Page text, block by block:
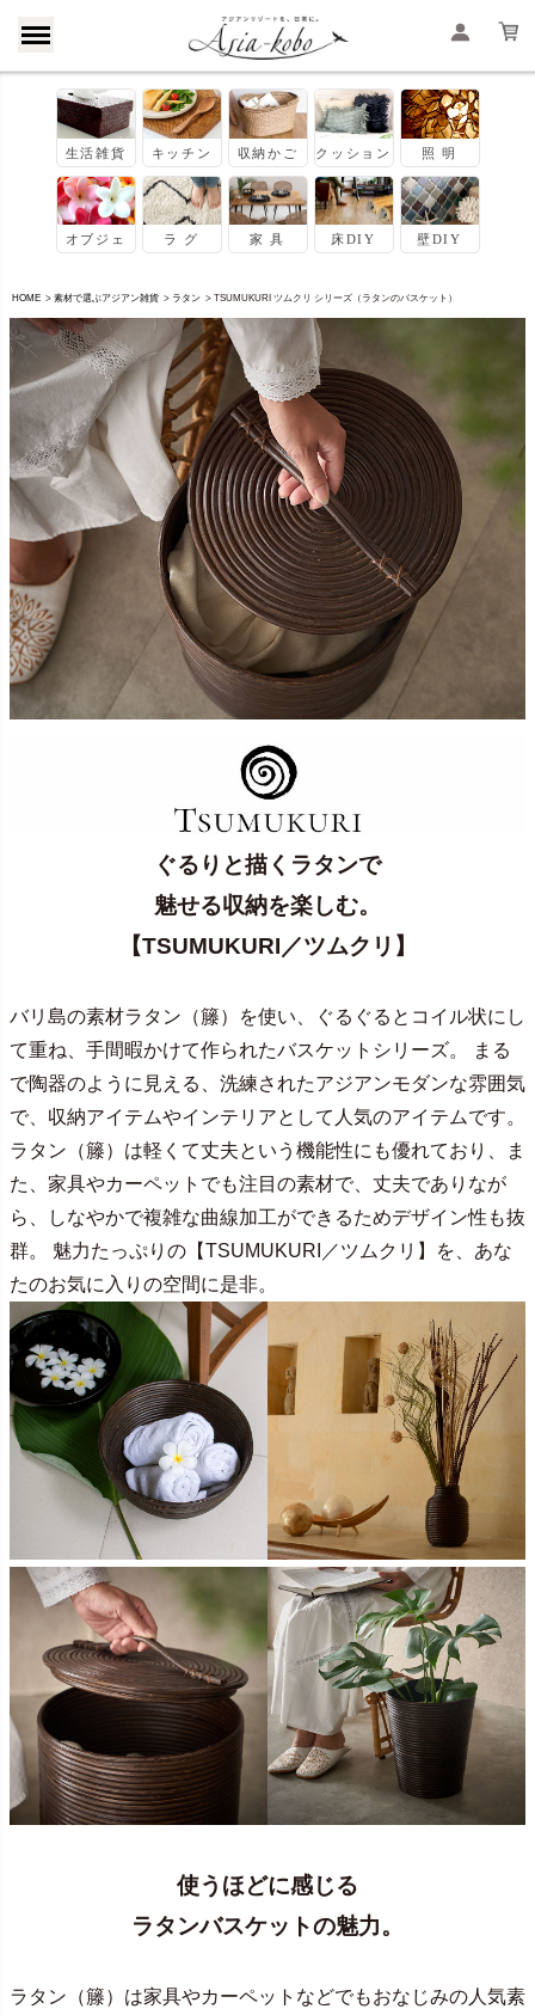
HOME 素材で選ぶアジアン雑貨 ラタン TSUMUKURI ツムクリ シリーズ（ラタンのバスケット）
ぐるりと描くラタンで
魅せる収納を楽しむ。
【TSUMUKURI／ツムクリ】
バリ島の素材ラタン（籐）を使い、ぐるぐるとコイル状にし
て重ね、手間暇かけて作られたバスケットシリーズ。 まる
で陶器のように見える、洗練されたアジアンモダンな雰囲気
で、収納アイテムやインテリアとして人気のアイテムです。
ラタン（籐）は軽くて丈夫という機能性にも優れており、ま
た、家具やカーペットでも注目の素材で、丈夫でありなが
ら、しなやかで複雑な曲線加工ができるためデザイン性も抜
群。 魅力たっぷりの【TSUMUKURI／ツムクリ】を、あな
たのお気に入りの空間に是非。
使うほどに感じる
ラタンバスケットの魅力。
ラタン（籐）は家具やカーペットなどでもおなじみの人気素